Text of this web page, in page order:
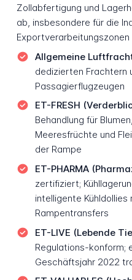
Zollabfertigung und
ab, insbesondere für die
Exportverarbeitungszonen
Allgemeine
dedizierten Frachtern
Passagierflugzeugen
ET-FRESH
Behandlung für
Meeresfrüchte und
der Rampe
ET-PHARMA
zertifiziert;
intelligente
Rampentransfers
ET-LIVE (Lebende
Regulations-konform;
Geschäftsjahr 2022